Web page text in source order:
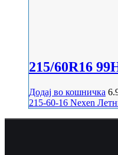
215/60R16
Додај во кошничка
215-60-16 Nexen